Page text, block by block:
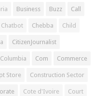
Business Buzz Call
Chatbot Chebba Child
CitizenJournalist
Columbia Com Commerce
Store Construction Sector
Cote d'Ivoire Court